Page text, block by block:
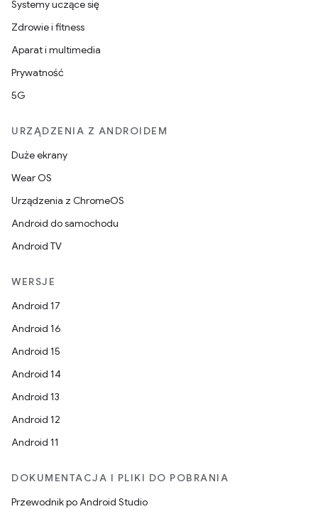
Systemy uczące się
Zdrowie i fitness
Aparat i multimedia
Prywatność
5G
URZĄDZENIA Z ANDROIDEM
Duże ekrany
Wear OS
Urządzenia z ChromeOS
Android do samochodu
Android TV
WERSJE
Android 17
Android 16
Android 15
Android 14
Android 13
Android 12
Android 11
DOKUMENTACJA I PLIKI DO POBRANIA
Przewodnik po Android Studio